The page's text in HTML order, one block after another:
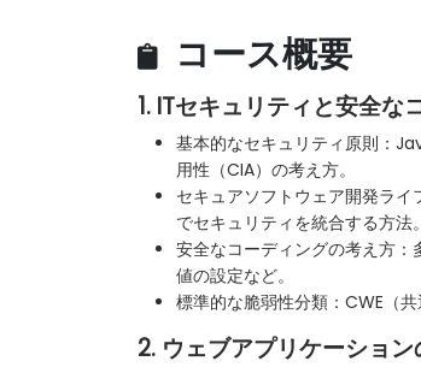
コース概要
1. ITセキュリティと安全な
基本的なセキュリティ原則：
用性（CIA）の考え方。
セキュアソフトウェア開発ライ
でセキュリティを統合する方法。
安全なコーディングの考え方
値の設定など。
標準的な脆弱性分類：CWE（
2. ウェブアプリケーショ